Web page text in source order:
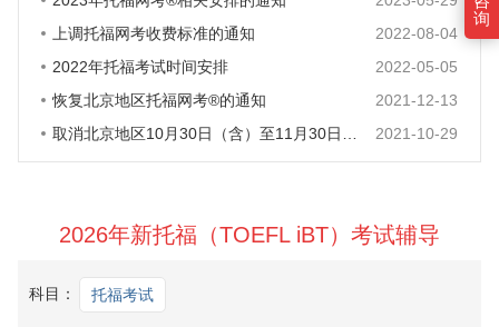
上调托福网考收费标准的通知
2022-08-04
2022年托福考试时间安排
2022-05-05
恢复北京地区托福网考®的通知
2021-12-13
2021-10-29
2026年新托福（TOEFL iBT）考试辅导
科目： 托福考试
询